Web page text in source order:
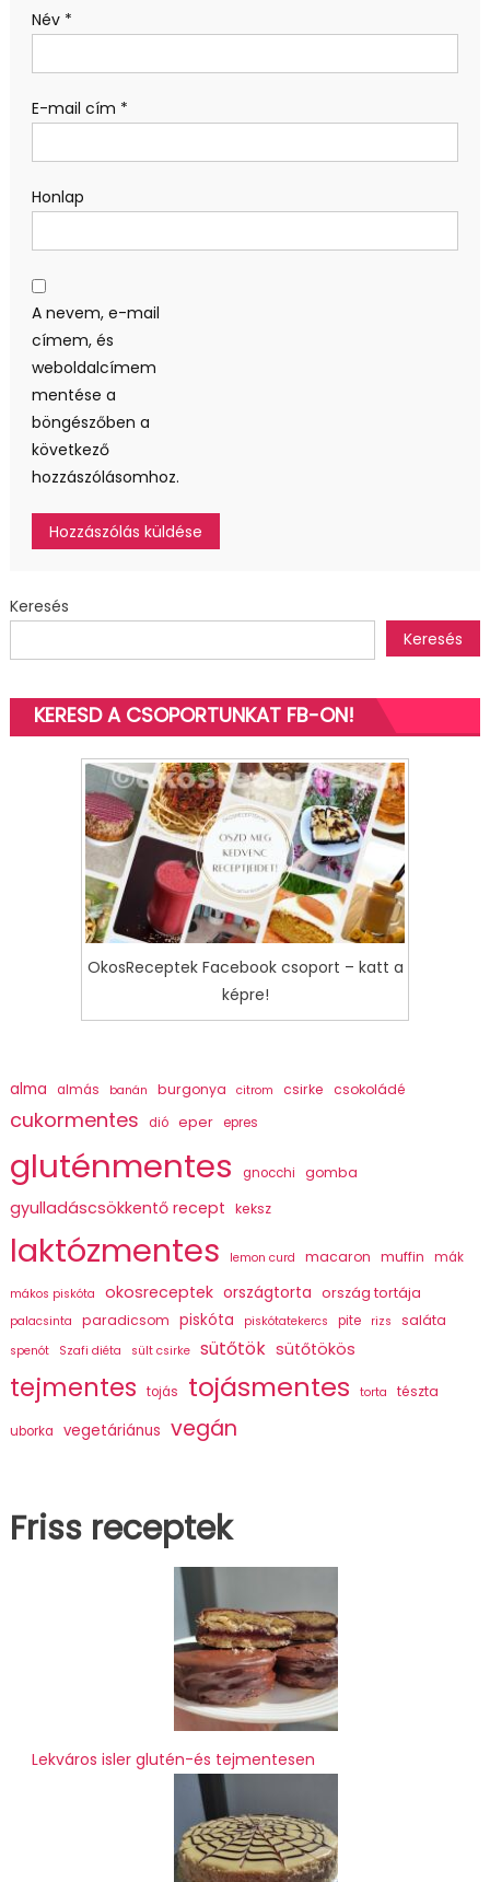
Név *
E-mail cím *
Honlap
A nevem, e-mail
címem, és
weboldalcímem
mentése a
böngészőben a
következő
hozzászólásomhoz.
Keresés
Keresés
KERESD A CSOPORTUNKAT FB-ON!
OkosReceptek Facebook csoport – katt a
képre!
alma almás banán burgonya citrom csirke csokoládé
cukormentes dió eper epres
gluténmentes gnocchi gomba
gyulladáscsökkentő recept keksz
laktózmentes lemon curd macaron muffin mák
mákos piskóta okosreceptek országtorta ország tortája
palacsinta paradicsom piskóta piskótatekercs pite rizs saláta
spenót Szafi diéta sült csirke sütőtök sütőtökös
tejmentes tojás tojásmentes torta tészta
uborka vegetáriánus vegán
Friss receptek
Lekváros isler glutén-és tejmentesen